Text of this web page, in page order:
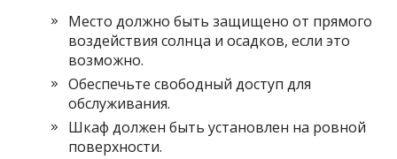
Место должно быть защищено от прямого
воздействия солнца и осадков, если это
возможно.
Обеспечьте свободный доступ для
обслуживания.
Шкаф должен быть установлен на ровной
поверхности.